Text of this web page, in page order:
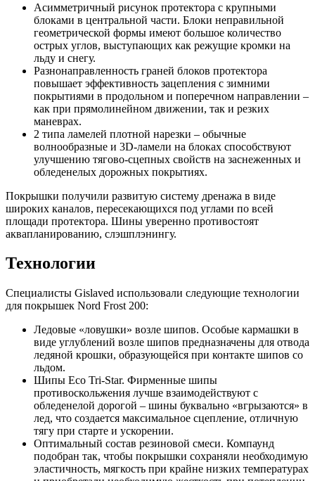
Асимметричный рисунок протектора с крупными
блоками в центральной части. Блоки неправильной
геометрической формы имеют большое количество
острых углов, выступающих как режущие кромки на
льду и снегу.
Разнонаправленность граней блоков протектора
повышает эффективность зацепления с зимними
покрытиями в продольном и поперечном направлении –
как при прямолинейном движении, так и резких
маневрах.
2 типа ламелей плотной нарезки – обычные
волнообразные и 3D-ламели на блоках способствуют
улучшению тягово-сцепных свойств на заснеженных и
обледенелых дорожных покрытиях.
Покрышки получили развитую систему дренажа в виде
широких каналов, пересекающихся под углами по всей
площади протектора. Шины уверенно противостоят
аквапланированию, слэшплэнингу.
Технологии
Специалисты Gislaved использовали следующие технологии
для покрышек Nord Frost 200:
Ледовые «ловушки» возле шипов. Особые кармашки в
виде углублений возле шипов предназначены для отвода
ледяной крошки, образующейся при контакте шипов со
льдом.
Шипы Eco Tri-Star. Фирменные шипы
противоскольжения лучше взаимодействуют с
обледенелой дорогой – шины буквально «вгрызаются» в
лед, что создается максимальное сцепление, отличную
тягу при старте и ускорении.
Оптимальный состав резиновой смеси. Компаунд
подобран так, чтобы покрышки сохраняли необходимую
эластичность, мягкость при крайне низких температурах